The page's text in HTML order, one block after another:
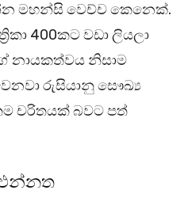
මහන්සි වෙච්ච කෙනෙක්.
400කට වඩා ලියලා
නායකත්වය නිසාම
රුසියානු සෞඛ්‍ය
චරිතයක් බවට පත්
එන්නත